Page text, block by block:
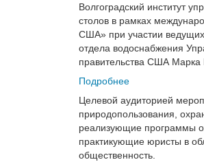
Волгоградский институт
столов в рамках
США» при участии ведущих
отдела водоснабжения
правительства США Марка
Подробнее
Целевой аудиторией
природопользования,
реализующие программы
практикующие юристы в
общественность.